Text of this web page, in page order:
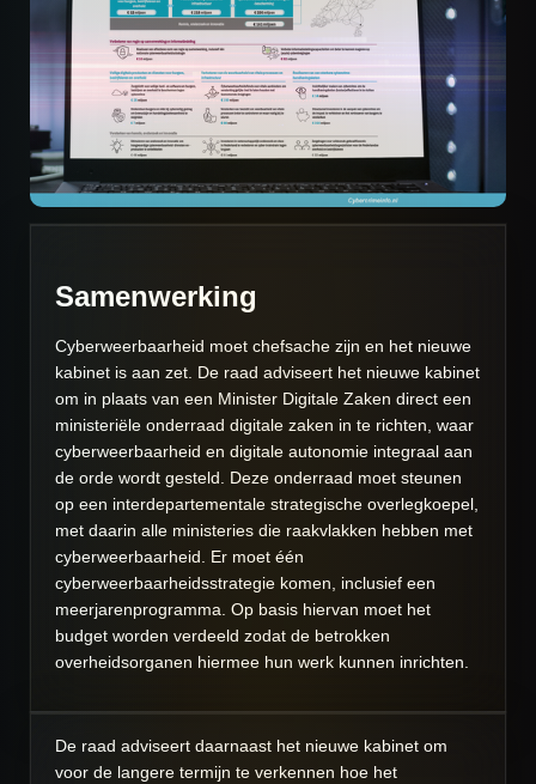
Samenwerking
Cyberweerbaarheid moet chefsache zijn en het nieuwe
kabinet is aan zet. De raad adviseert het nieuwe kabinet
om in plaats van een Minister Digitale Zaken direct een
ministeriële onderraad digitale zaken in te richten, waar
cyberweerbaarheid en digitale autonomie integraal aan
de orde wordt gesteld. Deze onderraad moet steunen
op een interdepartementale strategische overlegkoepel,
met daarin alle ministeries die raakvlakken hebben met
cyberweerbaarheid. Er moet één
cyberweerbaarheidsstrategie komen, inclusief een
meerjarenprogramma. Op basis hiervan moet het
budget worden verdeeld zodat de betrokken
overheidsorganen hiermee hun werk kunnen inrichten.
De raad adviseert daarnaast het nieuwe kabinet om
voor de langere termijn te verkennen hoe het